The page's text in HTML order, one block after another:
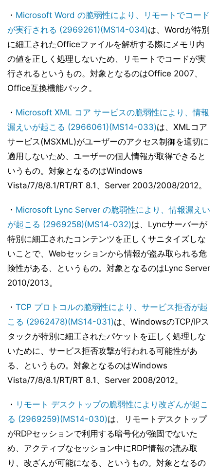
・ Microsoft Word の脆弱性により、リモートでコード
が実行される (2969261)(MS14-034)は、Wordが特別
に細工されたOfficeファイルを解析する際にメモリ内
の値を正しく処理しないため、リモートでコードが実
行されるというもの。対象となるのはOffice 2007、
Office互換機能パック。
・ Microsoft XML コア サービスの脆弱性により、情報
漏えいが起こる (2966061)(MS14-033)は、XMLコア
サービス(MSXML)がユーザーのアクセス制御を適切に
適用しないため、ユーザーの個人情報が取得できると
いうもの。対象となるのはWindows
Vista/7/8/8.1/RT/RT 8.1、Server 2003/2008/2012。
・ Microsoft Lync Server の脆弱性により、情報漏えい
が起こる (2969258)(MS14-032)は、Lyncサーバーが
特別に細工されたコンテンツを正しくサニタイズしな
いことで、Webセッションから情報が盗み取られる危
険性がある、というもの。対象となるのはLync Server
2010/2013。
・ TCP プロトコルの脆弱性により、サービス拒否が起
こる (2962478)(MS14-031)は、WindowsのTCP/IPス
タックが特別に細工されたパケットを正しく処理しな
いために、サービス拒否攻撃が行われる可能性があ
る、というもの。対象となるのはWindows
Vista/7/8/8.1/RT/RT 8.1、Server 2008/2012。
・ リモート デスクトップの脆弱性により改ざんが起こ
る (2969259)(MS14-030)は、リモートデスクトップ
がRDPセッションで利用する暗号化が強固でないた
め、アクティブなセッション中にRDP情報の読み取
り、改ざんが可能になる、というもの。対象となるの